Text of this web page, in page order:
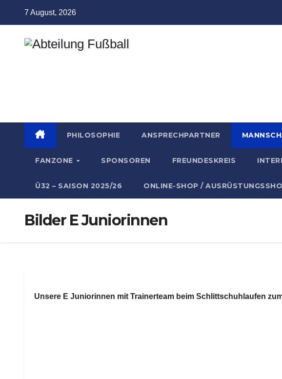
7 August, 2026
PHILOSOPHIE ANSPRECHPARTNER
FANZONE SPONSOREN FREUNDESKREIS
Ü32 – SAISON 2025/26 ONLINE-SHOP /
Bilder E Juniorinnen
Unsere E Juniorinnen mit Trainerteam beim Schlittschuhlaufen